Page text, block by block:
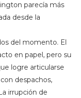
parecía más
desde la
del momento. El
en papel, pero su
logre articularse
despachos,
irrupción de